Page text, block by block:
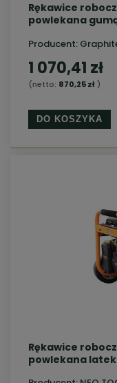
Rękawice
powlekana
Producent:
1 070,41 zł
(netto: 870,25 zł)
DO KOSZYKA
Rękawice
powlekana